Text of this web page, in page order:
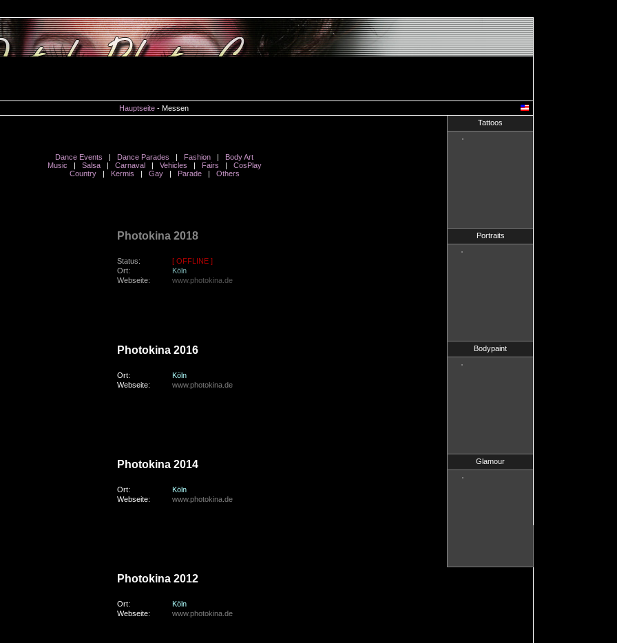
Hauptseite- Messen
Tattoos
Portraits
Bodypaint
Glamour
Dance Events | Dance Parades | Fashion | Body Art
Music | Salsa| Carnaval| Vehicles | Fairs | CosPlay
Country| Kermis | Gay| Parade| Others
Photokina 2018
Status:
[ OFFLINE ]
Ort:
Köln
Webseite:
www.photokina.de
Photokina 2016
Ort:
Köln
Webseite:
www.photokina.de
Photokina 2014
Ort:
Köln
Webseite:
www.photokina.de
Photokina 2012
Ort:
Köln
Webseite:
www.photokina.de